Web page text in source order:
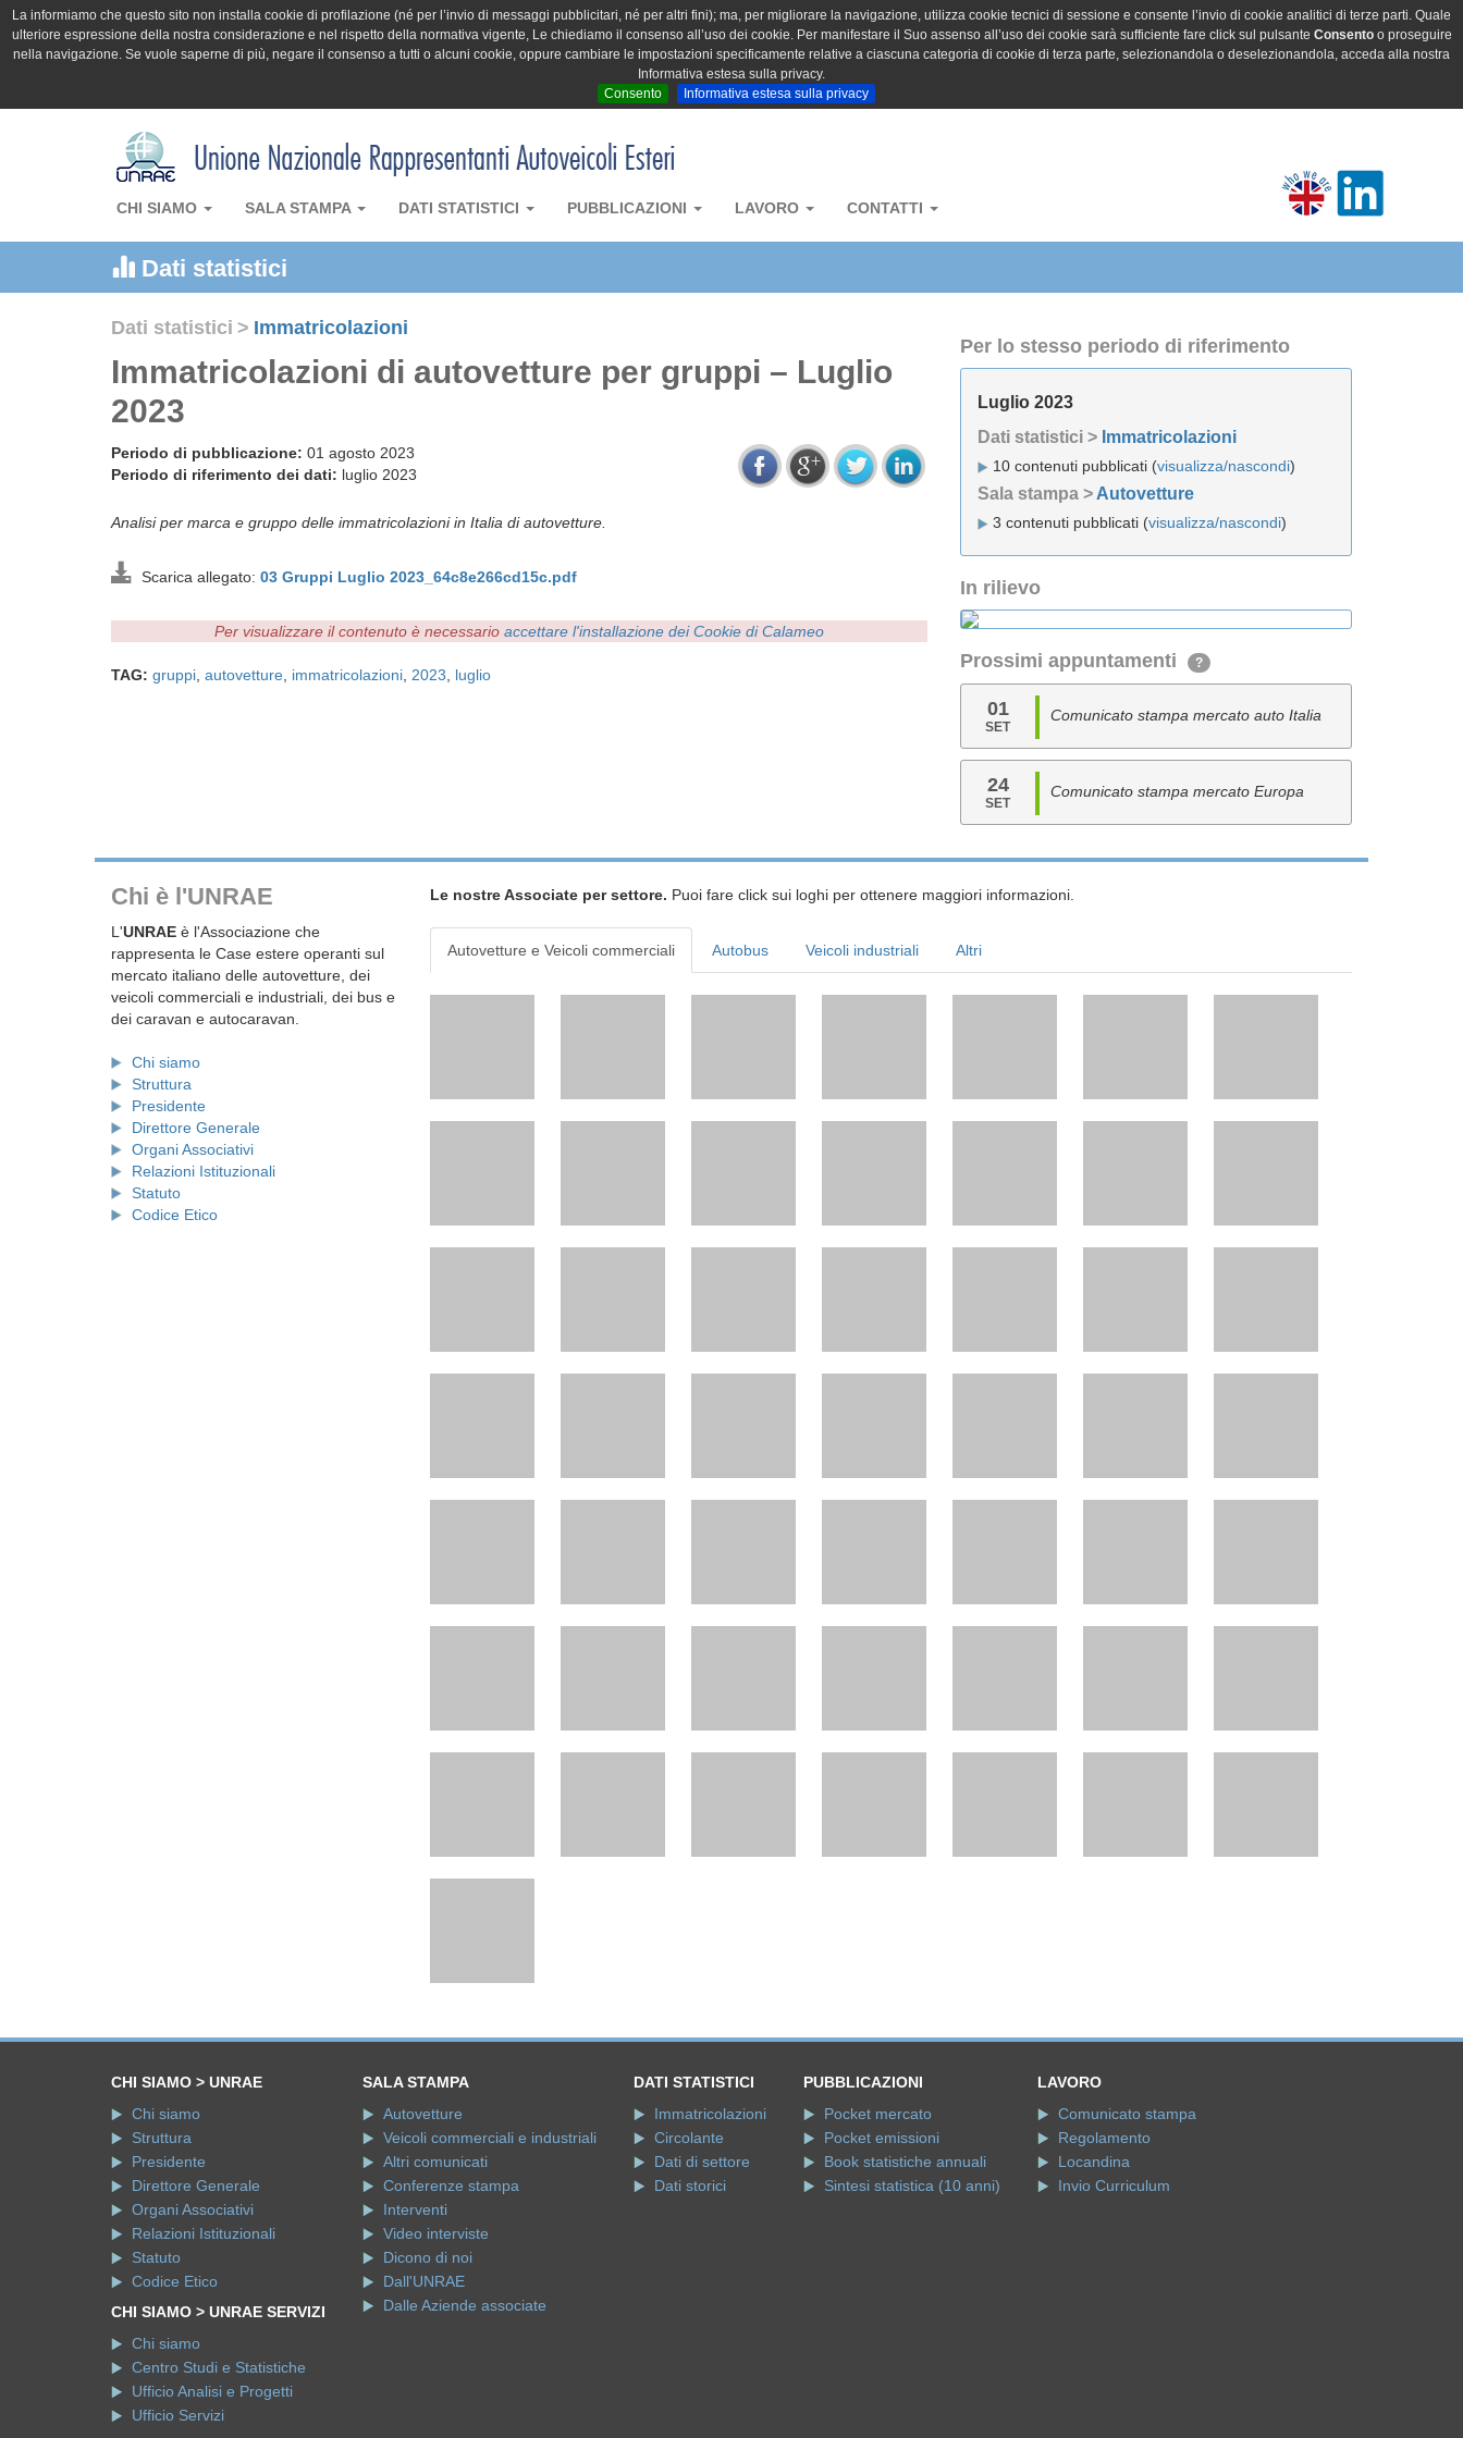
La informiamo che questo sito non installa cookie di profilazione (né per l’invio di messaggi pubblicitari, né per altri fini); ma, per migliorare la navigazione, utilizza cookie tecnici di sessione e consente l’invio di cookie analitici di terze parti. Quale
ulteriore espressione della nostra considerazione e nel rispetto della normativa vigente, Le chiediamo il consenso all’uso dei cookie. Per manifestare il Suo assenso all’uso dei cookie sarà sufficiente fare click sul pulsante Consentoo proseguire
nella navigazione. Se vuole saperne di più, negare il consenso a tutti o alcuni cookie, oppure cambiare le impostazioni specificamente relative a ciascuna categoria di cookie di terza parte, selezionandola o deselezionandola, acceda alla nostra
Informativa estesa sulla privacy.
Consento
Informativa estesa sulla privacy
CHI SIAMO SALA STAMPA DATI STATISTICI PUBBLICAZIONI LAVORO CONTATTI
Dati statistici
Dati statistici > Immatricolazioni
Immatricolazioni di autovetture per gruppi – Luglio
2023
Periodo di pubblicazione: 01 agosto 2023
Periodo di riferimento dei dati: luglio 2023
Analisi per marca e gruppo delle immatricolazioni in Italia di autovetture.
Scarica allegato: 03 Gruppi Luglio 2023_64c8e266cd15c.pdf
Per visualizzare il contenuto è necessario accettare l'installazione dei Cookie di Calameo
TAG: gruppi autovetture immatricolazioni 2023 luglio
Per lo stesso periodo di riferimento
Luglio 2023
Dati statistici > Immatricolazioni
10 contenuti pubblicati (visualizza/nascondi)
Sala stampa > Autovetture
3 contenuti pubblicati (visualizza/nascondi)
In rilievo
Prossimi appuntamenti ?
01
SET
Comunicato stampa mercato auto Italia
24
SET
Comunicato stampa mercato Europa
Chi è l'UNRAE
L'UNRAE è l'Associazione che
rappresenta le Case estere operanti sul
mercato italiano delle autovetture, dei
veicoli commerciali e industriali, dei bus e
dei caravan e autocaravan.
Chi siamo
Struttura
Presidente
Direttore Generale
Organi Associativi
Relazioni Istituzionali
Statuto
Codice Etico
Le nostre Associate per settore. Puoi fare click sui loghi per ottenere maggiori informazioni.
Autovetture e Veicoli commerciali Autobus Veicoli industriali Altri
CHI SIAMO > UNRAE
Chi siamo
Struttura
Presidente
Direttore Generale
Organi Associativi
Relazioni Istituzionali
Statuto
Codice Etico
CHI SIAMO > UNRAE SERVIZI
Chi siamo
Centro Studi e Statistiche
Ufficio Analisi e Progetti
Ufficio Servizi
SALA STAMPA
Autovetture
Veicoli commerciali e industriali
Altri comunicati
Conferenze stampa
Interventi
Video interviste
Dicono di noi
Dall'UNRAE
Dalle Aziende associate
DATI STATISTICI
Immatricolazioni
Circolante
Dati di settore
Dati storici
PUBBLICAZIONI
Pocket mercato
Pocket emissioni
Book statistiche annuali
Sintesi statistica (10 anni)
LAVORO
Comunicato stampa
Regolamento
Locandina
Invio Curriculum